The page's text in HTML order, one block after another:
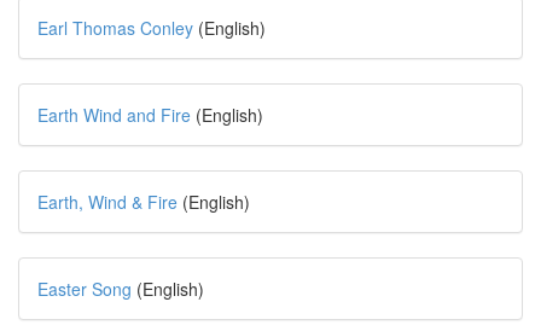
Earl Thomas Conley (English)
Earth Wind and Fire (English)
Earth, Wind & Fire (English)
Easter Song (English)